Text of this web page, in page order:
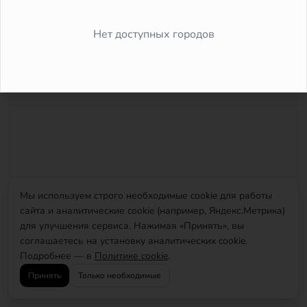
Мы используем строго необходимые cookie для работы
сайта и аналитические cookie (например, Яндекс.Метрика)
для улучшения сервиса. Нажимая «Принять», вы
соглашаетесь на установку аналитических cookie.
Подробнее — в Политике cookie.
Принять Только необходимые
Нет доступных городов